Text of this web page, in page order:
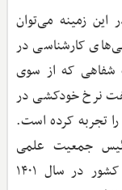
این زمینه می‌توان
کارشناسی در
شفاهی که از سوی
نرخ خودکشی در
تجربه کرده است.
جمعیت علمی
پیشگیری از خودکشی ایران، خودکشی در کشور در سال ۱۴۰۱